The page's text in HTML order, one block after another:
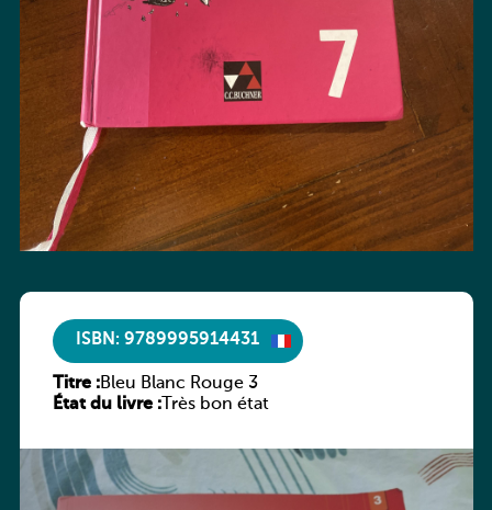
ISBN: 9789995914431
Titre :Bleu Blanc Rouge 3
État du livre :Très bon état